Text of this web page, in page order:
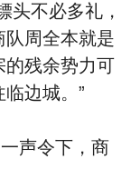
头不必多礼，
周全本就是
的残余势力可
边城。”
声令下，商